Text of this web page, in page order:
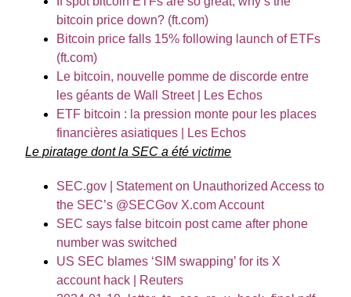
bitcoin price down? (ft.com)
Bitcoin price falls 15% following launch of ETFs
(ft.com)
Le bitcoin, nouvelle pomme de discorde entre
les géants de Wall Street | Les Echos
ETF bitcoin : la pression monte pour les places
financières asiatiques | Les Echos
Le piratage dont la SEC a été victime
SEC.gov | Statement on Unauthorized Access to
the SEC’s @SECGov X.com Account
SEC says false bitcoin post came after phone
number was switched
US SEC blames ‘SIM swapping’ for its X
account hack | Reuters